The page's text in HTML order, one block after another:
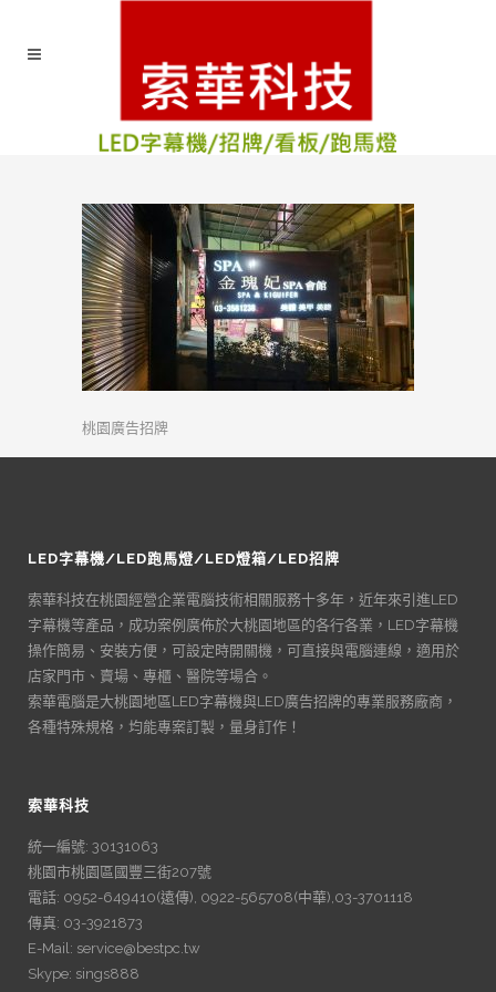
桃園廣告招牌
LED字幕機/LED跑馬燈/LED燈箱/LED招牌
索華科技在桃園經營企業電腦技術相關服務十多年，近年來引進LED
字幕機等產品，成功案例廣佈於大桃園地區的各行各業，LED字幕機
操作簡易、安裝方便，可設定時開關機，可直接與電腦連線，適用於
店家門市、賣場、專櫃、醫院等場合。
索華電腦是大桃園地區LED字幕機與LED廣告招牌的專業服務廠商，
各種特殊規格，均能專案訂製，量身訂作！
索華科技
統一編號: 30131063
桃園市桃園區國豐三街207號
電話: 0952-649410(遠傳), 0922-565708(中華),03-3701118
傳真: 03-3921873
E-Mail: service@bestpc.tw
Skype: sings888